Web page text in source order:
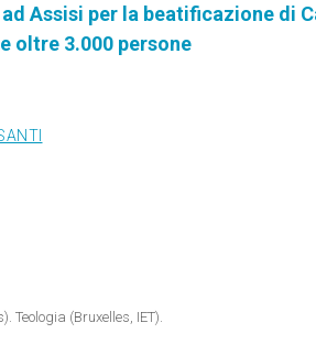
Assisi per la beatificazione di
oltre 3.000 persone
Teologia (Bruxelles, IET).